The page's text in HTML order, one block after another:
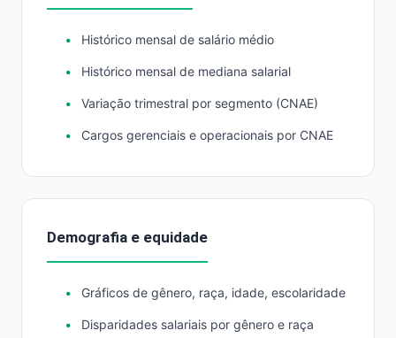
Histórico mensal de salário médio
Histórico mensal de mediana salarial
Variação trimestral por segmento (CNAE)
Cargos gerenciais e operacionais por CNAE
Demografia e equidade
Gráficos de gênero, raça, idade, escolaridade
Disparidades salariais por gênero e raça